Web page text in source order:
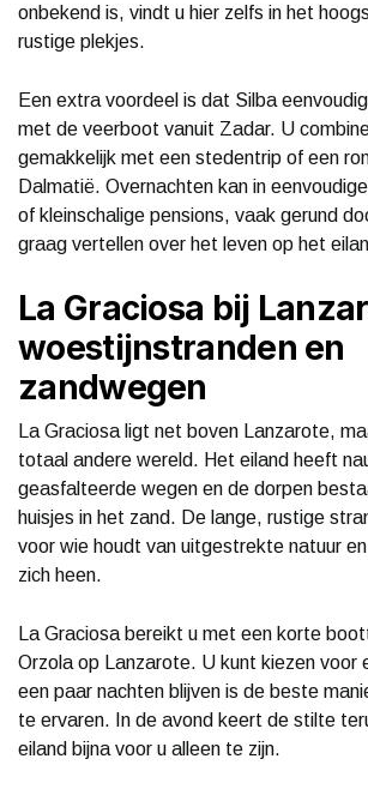
onbekend is, vindt u hier zelfs in het
rustige plekjes.
Een extra voordeel is dat Silba
met de veerboot vanuit Zadar. U
gemakkelijk met een stedentrip of een
Dalmatië. Overnachten kan in
of kleinschalige pensions, vaak gerund
graag vertellen over het leven op het
La Graciosa bij
woestijnstranden en
zandwegen
La Graciosa ligt net boven Lanzarote,
totaal andere wereld. Het eiland heeft
geasfalteerde wegen en de dorpen
huisjes in het zand. De lange, rustige
voor wie houdt van uitgestrekte natuur
zich heen.
La Graciosa bereikt u met een korte
Orzola op Lanzarote. U kunt kiezen voor
een paar nachten blijven is de beste
te ervaren. In de avond keert de stilte
eiland bijna voor u alleen te zijn.